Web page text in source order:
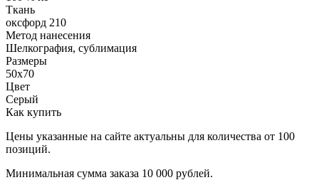
Ткань
оксфорд 210
Метод нанесения
Шелкография, сублимация
Размеры
50х70
Цвет
Серый
Как купить
Цены указанные на сайте актуальны для количества от 100
позиций.
Минимальная сумма заказа 10 000 рублей.